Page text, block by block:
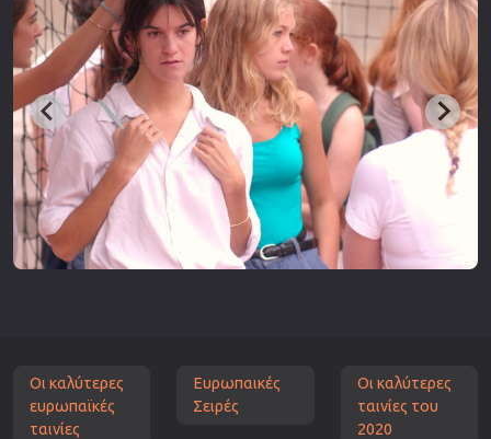
Οι καλύτερες
ευρωπαϊκές
ταινίες
Ευρωπαικές
Σειρές
Οι καλύτερες
ταινίες του
2020